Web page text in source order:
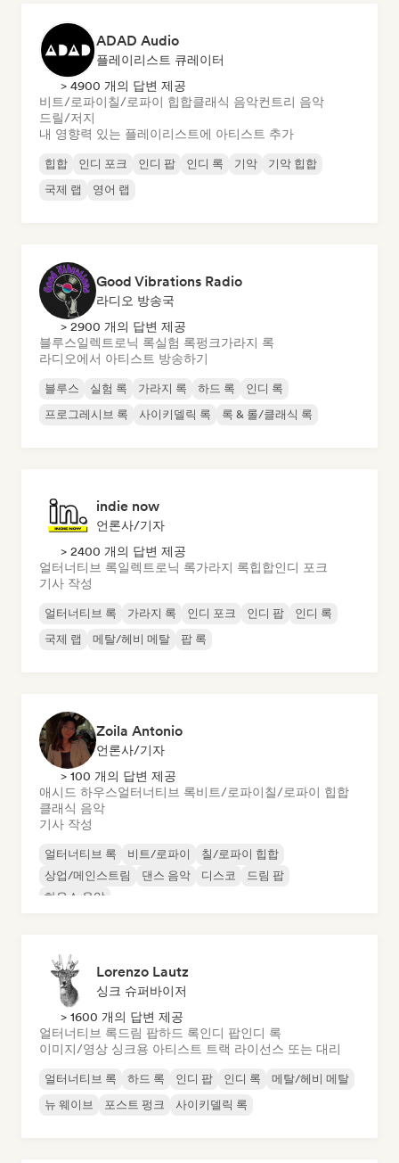
ADAD Audio
플레이리스트 큐레이터
> 4900 개의 답변 제공
비트/로파이칠/로파이 힙합클래식 음악컨트리 음악
드릴/저지
내 영향력 있는 플레이리스트에 아티스트 추가
힙합 인디 포크 인디 팝 인디 록 기악
기악 힙합
국제 랩
영어 랩
Good Vibrations Radio
라디오 방송국
> 2900 개의 답변 제공
블루스일렉트로닉 록실험 록펑크가라지 록
라디오에서 아티스트 방송하기
블루스 실험 록 가라지 록 하드 록
인디 록
프로그레시브 록
사이키델릭 록 록 & 롤/클래식 록
indie now
언론사/기자
> 2400 개의 답변 제공
얼터너티브 록일렉트로닉 록가라지 록힙합인디 포크
기사 작성
얼터너티브 록 가라지 록 인디 포크 인디 팝
인디 록
국제 랩
메탈/헤비 메탈 팝 록
Zoila Antonio
언론사/기자
> 100 개의 답변 제공
애시드 하우스얼터너티브 록비트/로파이칠/로파이 힙합
클래식 음악
기사 작성
얼터너티브 록 비트/로파이
칠/로파이 힙합
상업/메인스트림
댄스 음악 디스코
드림 팝
하우스 음악
Lorenzo Lautz
싱크 슈퍼바이저
> 1600 개의 답변 제공
얼터너티브 록드림 팝하드 록인디 팝인디 록
이미지/영상 싱크용 아티스트 트랙 라이선스 또는 대리
얼터너티브 록 하드 록 인디 팝 인디 록
메탈/헤비 메탈
뉴 웨이브
포스트 펑크 사이키델릭 록